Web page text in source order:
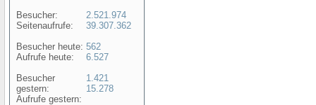
Besucher:
Seitenaufrufe:
Besucher heute:
Aufrufe heute:
Besucher
gestern:
Aufrufe gestern:
2.521.974
39.307.362
562
6.527
1.421
15.278